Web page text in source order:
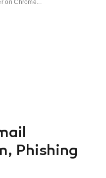
on Chrome...
Phishing